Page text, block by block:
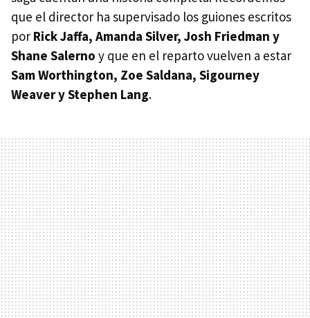
que el director ha supervisado los guiones escritos
por Rick Jaffa, Amanda Silver, Josh Friedman y
Shane Salerno y que en el reparto vuelven a estar
Sam Worthington, Zoe Saldana, Sigourney
Weaver y Stephen Lang.